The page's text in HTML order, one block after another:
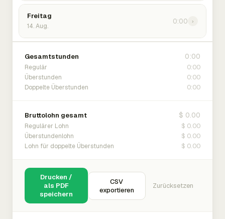
Freitag
14. Aug.
0:00 ›
Gesamtstunden 0:00
Regulär 0:00
Überstunden 0:00
Doppelte Überstunden 0:00
Bruttolohn gesamt $ 0.00
Regulärer Lohn $ 0.00
Überstundenlohn $ 0.00
Lohn für doppelte Überstunden $ 0.00
Drucken /
als PDF
speichern
CSV
exportieren
Zurücksetzen